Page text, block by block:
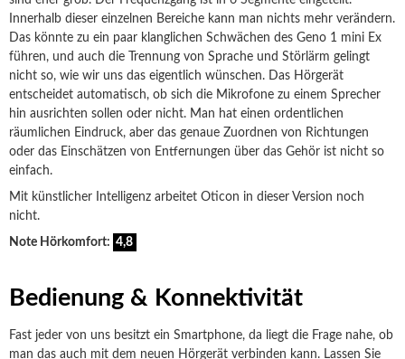
Innerhalb dieser einzelnen Bereiche kann man nichts mehr verändern.
Das könnte zu ein paar klanglichen Schwächen des Geno 1 mini Ex
führen, und auch die Trennung von Sprache und Störlärm gelingt
nicht so, wie wir uns das eigentlich wünschen. Das Hörgerät
entscheidet automatisch, ob sich die Mikrofone zu einem Sprecher
hin ausrichten sollen oder nicht. Man hat einen ordentlichen
räumlichen Eindruck, aber das genaue Zuordnen von Richtungen
oder das Einschätzen von Entfernungen über das Gehör ist nicht so
einfach.
Mit künstlicher Intelligenz arbeitet Oticon in dieser Version noch
nicht.
Note Hörkomfort: 4,8
Bedienung & Konnektivität
Fast jeder von uns besitzt ein Smartphone, da liegt die Frage nahe, ob
man das auch mit dem neuen Hörgerät verbinden kann. Lassen Sie